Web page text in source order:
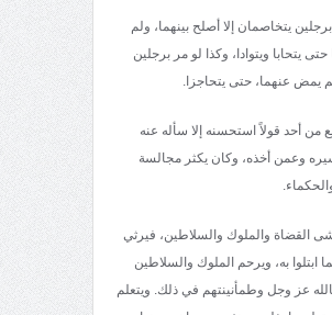
يتخاصمان إلا أصلح بينهما، ولم
حتى يتحابا ويتوادا، وكذا لو مر برجلين
يمض عنهما، حتى يتحاجزا.
من أحد قولاً استحسنه إلا سأله عنه
وعمن أخذه، وكان يكثر مجالسة
القضاة والملوك والسلاطين، فيرثي
ابتلوا به، ويرحم الملوك والسلاطين
عز وجل وطمأنينتهم في ذلك. ويتعلم